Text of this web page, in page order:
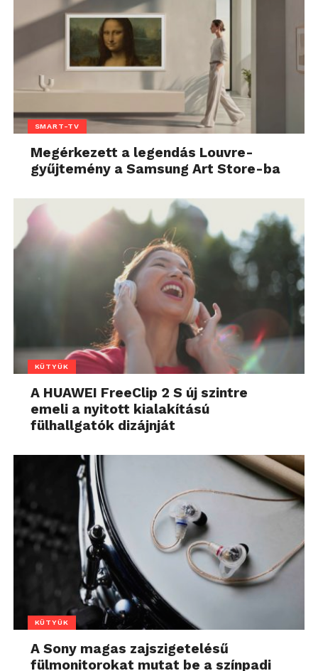
SMART-TV
Megérkezett a legendás Louvre-
gyűjtemény a Samsung Art Store-ba
KÜTYÜK
A HUAWEI FreeClip 2 S új szintre
emeli a nyitott kialakítású
fülhallgatók dizájnját
KÜTYÜK
A Sony magas zajszigetelésű
fülmonitorokat mutat be a színpadi